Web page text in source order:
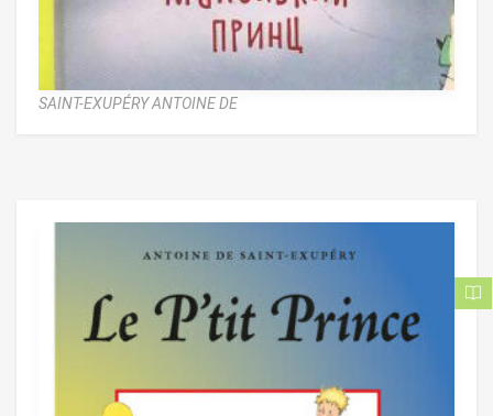
SAINT-EXUPÉRY ANTOINE DE